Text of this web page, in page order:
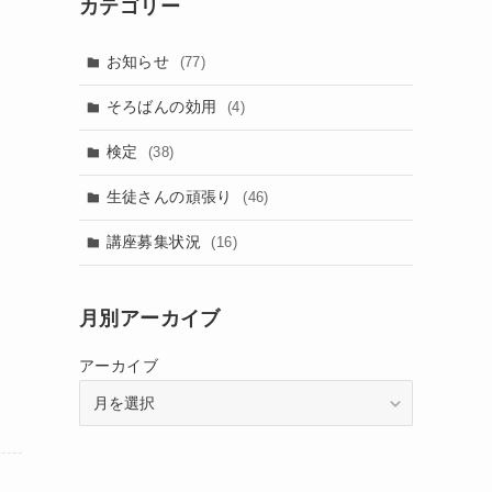
カテゴリー
お知らせ (77)
そろばんの効用 (4)
検定 (38)
生徒さんの頑張り (46)
講座募集状況 (16)
月別アーカイブ
アーカイブ